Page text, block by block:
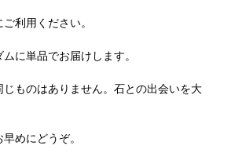
利用ください。
に単品でお届けします。
ものはありません。石との出会いを大
めにどうぞ。